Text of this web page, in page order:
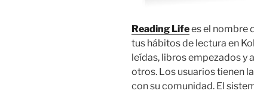
Reading Lifees el nombre
tus hábitos de lectura en
leídas, libros empezados y
otros. Los usuarios tienen
con su comunidad. El